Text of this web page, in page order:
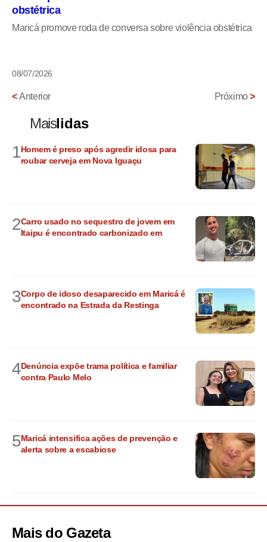
obstétrica
Maricá promove roda de conversa sobre violência obstétrica
08/07/2026
<Anterior Próximo>
Maislidas
1Homem é preso após agredir idosa para
roubar cerveja em Nova Iguaçu
2Carro usado no sequestro de jovem em
Itaipu é encontrado carbonizado em
3Corpo de idoso desaparecido em Maricá é
encontrado na Estrada da Restinga
4Denúncia expõe trama política e familiar
contra Paulo Melo
5Maricá intensifica ações de prevenção e
alerta sobre a escabiose
Mais do Gazeta